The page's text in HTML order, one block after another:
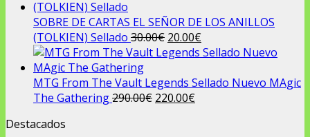
era:
SOBRE DE CARTAS EL SEÑOR DE LOS ANILLOS
(TOLKIEN) Sellado 30.00€ El
precio
era:
30.00€.
20.00€
precio
es:
MTG From The Vault Legends Sellado Nuevo MAgic
The Gathering290.00€ El
220.00€
Destacados